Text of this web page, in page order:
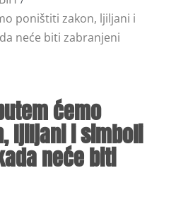
poništiti zakon, ljiljani i
neće biti zabranjeni
ćemo
ljiljani i simboli
neće biti